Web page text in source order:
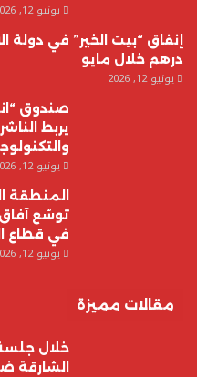
يونيو 12, 2026
درهم خلال مايو
يونيو 12, 2026
صندوق
يربط
يونيو 12, 2026
المنطقة
توسّع آفاق
في قطاع
يونيو 12, 2026
مقالات مميزة
خلال